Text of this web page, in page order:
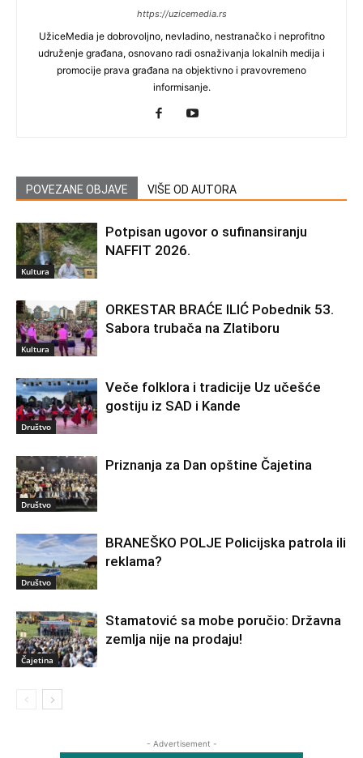
https://uzicemedia.rs
UžiceMedia je dobrovoljno, nevladino, nestranačko i neprofitno
udruženje građana, osnovano radi osnaživanja lokalnih medija i
promocije prava građana na objektivno i pravovremeno
informisanje.
POVEZANE OBJAVE VIŠE OD AUTORA
Kultura
Potpisan ugovor o sufinansiranju
NAFFIT 2026.
Kultura
ORKESTAR BRAĆE ILIĆ Pobednik 53.
Sabora trubača na Zlatiboru
Društvo
Veče folklora i tradicije Uz učešće
gostiju iz SAD i Kande
Društvo
Priznanja za Dan opštine Čajetina
Društvo
BRANEŠKO POLJE Policijska patrola ili
reklama?
Čajetina
Stamatović sa mobe poručio: Državna
zemlja nije na prodaju!
- Advertisement -